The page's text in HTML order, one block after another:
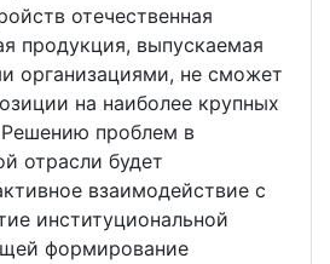
отечественная
продукция, выпускаемая
организациями, не сможет
на наиболее крупных
проблем в
отрасли будет
взаимодействие с
институциональной
формирование